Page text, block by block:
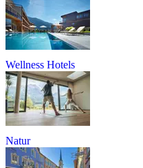
Wellness Hotels
Natur